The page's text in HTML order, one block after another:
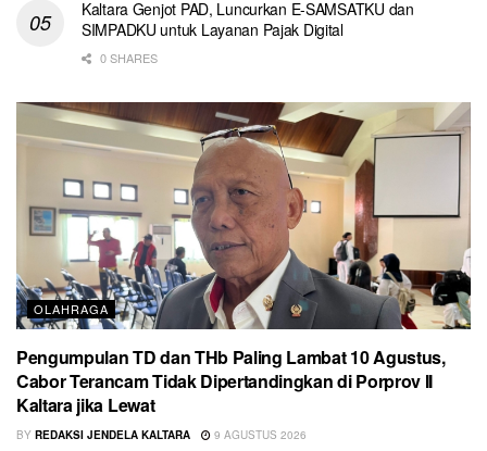
Kaltara Genjot PAD, Luncurkan E-SAMSATKU dan
SIMPADKU untuk Layanan Pajak Digital
0 SHARES
OLAHRAGA
Pengumpulan TD dan THb Paling Lambat 10 Agustus,
Cabor Terancam Tidak Dipertandingkan di Porprov II
Kaltara jika Lewat
BY REDAKSI JENDELA KALTARA 9 AGUSTUS 2026